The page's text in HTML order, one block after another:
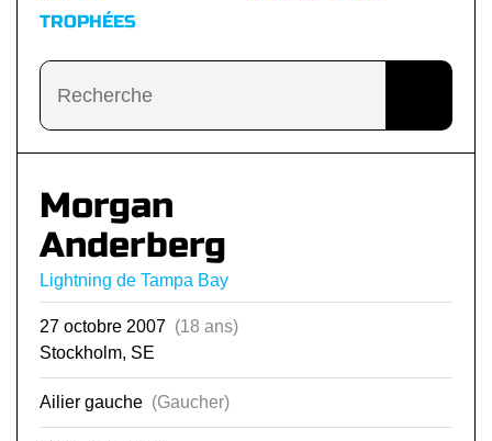
TROPHÉES
Morgan
Anderberg
Lightning de Tampa Bay
27 octobre 2007 (18 ans)
Stockholm, SE
Ailier gauche (Gaucher)